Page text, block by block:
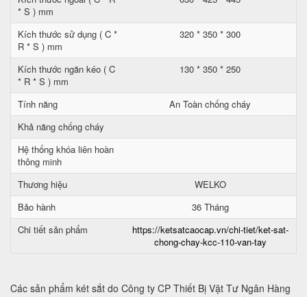
* S ) mm
Kích thước sử dụng ( C *
R * S ) mm
320 * 350 * 300
Kích thước ngăn kéo ( C
* R * S ) mm
130 * 350 * 250
Tính năng
An Toàn chống cháy
Khả năng chống cháy
Hệ thống khóa liên hoàn
thông minh
Thương hiệu
WELKO
Bảo hành
36 Tháng
Chi tiết sản phẩm
https://ketsatcaocap.vn/chi-tiet/ket-sat-
chong-chay-kcc-110-van-tay
Các sản phẩm két sắt do Công ty CP Thiết Bị Vật Tư Ngân Hàng